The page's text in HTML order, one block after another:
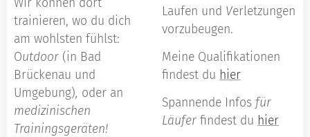
Wir können dort
trainieren, wo du dich
am wohlsten fühlst:
Outdoor (in Bad
Brückenau und
Umgebung), oder an
medizinischen
Trainingsgeräten!
Laufen und Verletzungen
vorzubeugen.
Meine Qualifikationen
findest du hier
Spannende Infos für
Läufer findest du hier